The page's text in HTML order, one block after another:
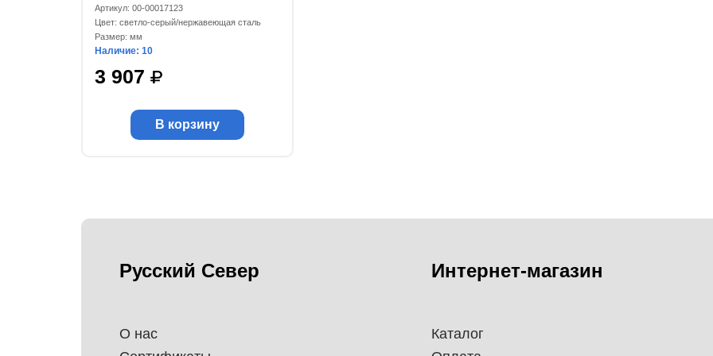
400-1000, комплект
Артикул: 00-00017123
Цвет: светло-серый/нержавеющая сталь
Размер: мм
Наличие: 10
3 907
В корзину
Русский Север
О нас
Интернет-магазин
Каталог